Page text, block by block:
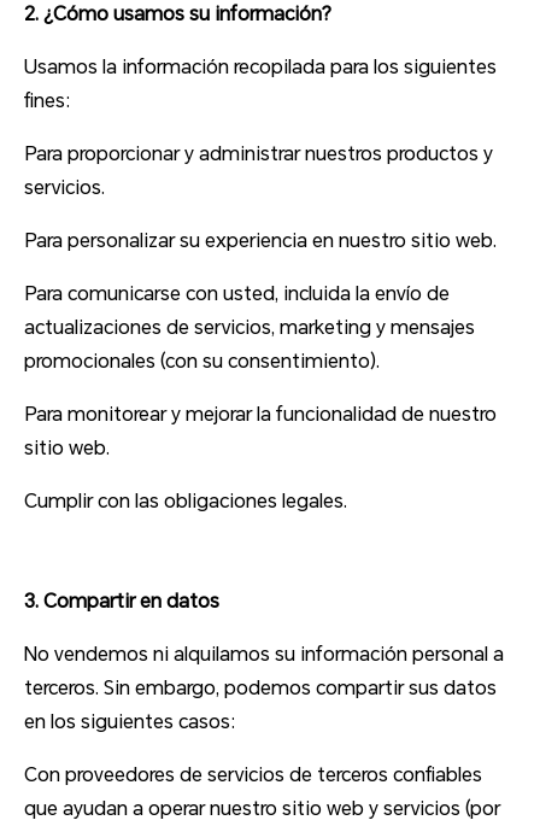
2. ¿Cómo usamos su información?
Usamos la información recopilada para los siguientes
fines:
Para proporcionar y administrar nuestros productos y
servicios.
Para personalizar su experiencia en nuestro sitio web.
Para comunicarse con usted, incluida la envío de
actualizaciones de servicios, marketing y mensajes
promocionales (con su consentimiento).
Para monitorear y mejorar la funcionalidad de nuestro
sitio web.
Cumplir con las obligaciones legales.
3. Compartir en datos
No vendemos ni alquilamos su información personal a
terceros. Sin embargo, podemos compartir sus datos
en los siguientes casos:
Con proveedores de servicios de terceros confiables
que ayudan a operar nuestro sitio web y servicios (por